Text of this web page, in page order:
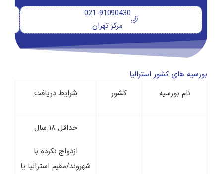
021-91090430
مرکز تهران
بورسیه های کشور استرالیا
نام بورسیه
کشور شرایط دریافت
حداقل ۱۸ سال
ازدواج نکرده با
شهروند/مقیم استرالیا یا